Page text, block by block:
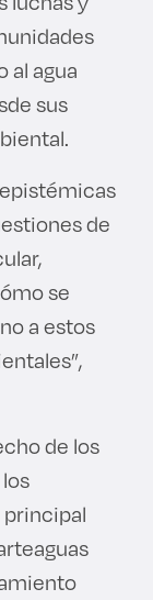
al agua
sus
de
se
a estos
de los